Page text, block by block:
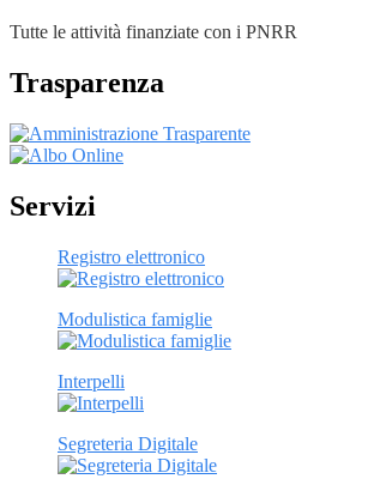
Tutte le attività finanziate con i PNRR
Trasparenza
Servizi
Registro elettronico
Modulistica famiglie
Interpelli
Segreteria Digitale